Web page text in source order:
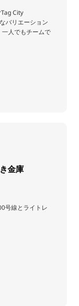
City
バリエーション
人でもチームで
金庫
号線とライトレ